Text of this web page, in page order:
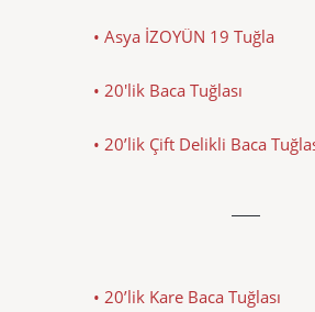
• Asya İZOYÜN 19 Tuğla
• 20'lik Baca Tuğlası
• 20’lik Çift Delikli Baca
• 20’lik Kare Baca Tuğlası